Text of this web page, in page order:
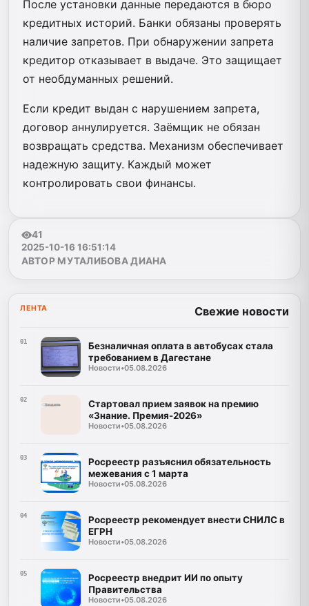
После установки данные передаются в бюро
кредитных историй. Банки обязаны проверять
наличие запретов. При обнаружении запрета
кредитор отказывает в выдаче. Это защищает
от необдуманных решений.
Если кредит выдан с нарушением запрета,
договор аннулируется. Заёмщик не обязан
возвращать средства. Механизм обеспечивает
надежную защиту. Каждый может
контролировать свои финансы.
41
2025-10-16 16:51:14
АВТОР МУТАЛИБОВА ДИАНА
ЛЕНТА Свежие новости
01
Безналичная оплата в автобусах стала
требованием в Дагестане
Новости•05.08.2026
02
Стартовал прием заявок на премию
«Знание. Премия-2026»
Новости•05.08.2026
03
Росреестр разъяснил обязательность
межевания с 1 марта
Новости•05.08.2026
04
Росреестр рекомендует внести СНИЛС в
ЕГРН
Новости•05.08.2026
05
Росреестр внедрит ИИ по опыту
Правительства
Новости•05.08.2026